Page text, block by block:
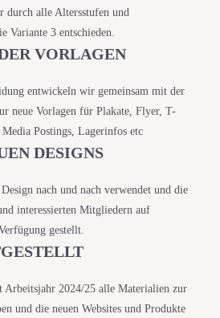
durch alle Altersstufen und
Variante 3 entschieden.
VORLAGEN
entwickeln wir gemeinsam mit der
neue Vorlagen für Plakate, Flyer, T-
Postings, Lagerinfos etc
DESIGNS
nach und nach verwendet und die
interessierten Mitgliedern auf
gestellt.
Arbeitsjahr 2024/25 alle Materialien zur
und die neuen Websites und Produkte